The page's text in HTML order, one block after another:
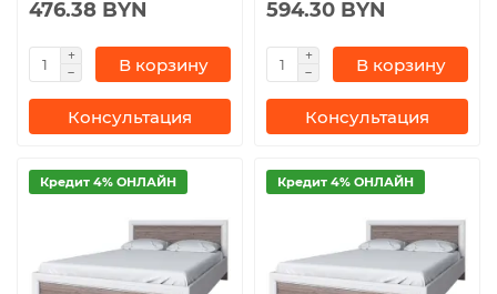
476.38 BYN
В корзину
Консультация
594.30 BYN
В корзину
Консультация
Кредит 4% ОНЛАЙН Кредит 4% ОНЛАЙН